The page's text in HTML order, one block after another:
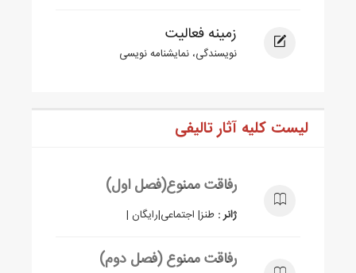
زمینه فعالیت
نویسندگی، نمایشنامه نویسی
لیست کلیه آثار تالیفی
رفاقت ممنوع(فصل اول)
ژانر : طنز| اجتماعی|رایگان |
رفاقت ممنوع (فصل دوم)